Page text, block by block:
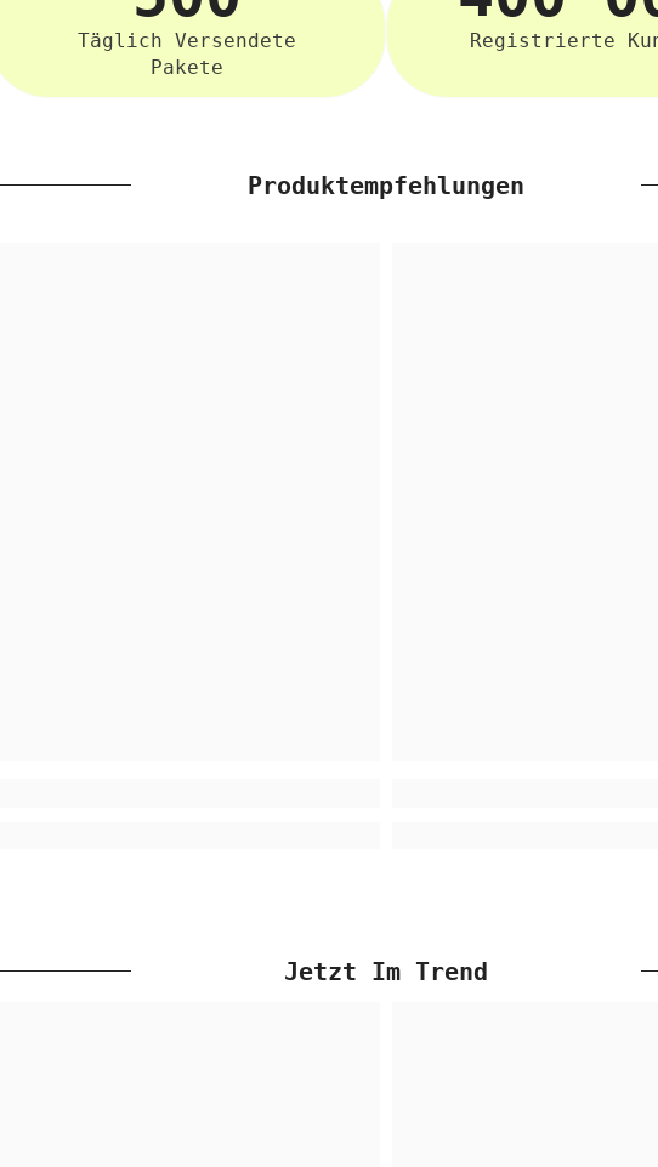
Täglich Versendete
Pakete
Registrierte
Produktempfehlungen
Jetzt Im Trend